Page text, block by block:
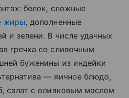
белок, сложные
жиры, дополненные
и зелени. В числе удачных
гречка со сливочным
буженины из индейки
— яичное блюдо,
салат с оливковым маслом